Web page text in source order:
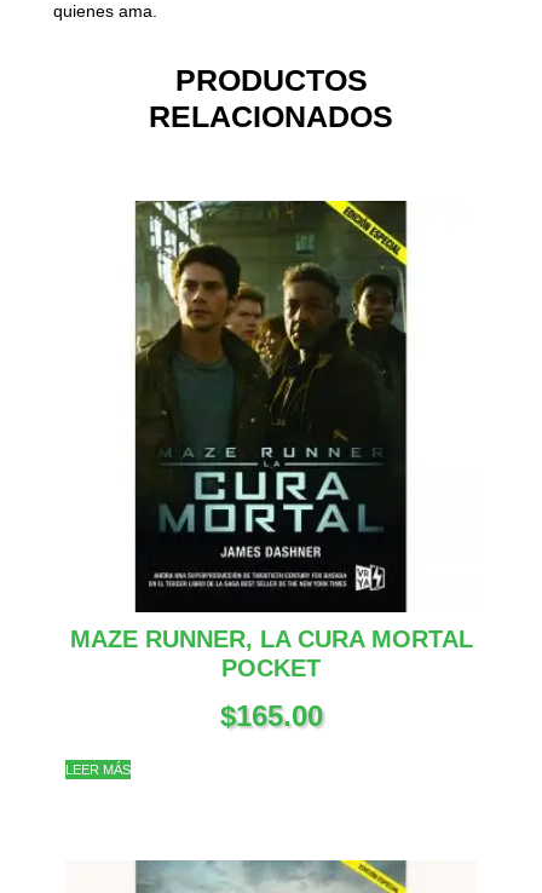
quienes ama.
PRODUCTOS
RELACIONADOS
MAZE RUNNER, LA CURA MORTAL
POCKET
$165.00
LEER MÁS